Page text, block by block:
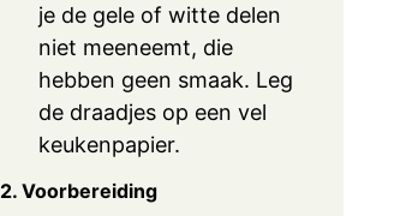
je de gele of witte delen
niet meeneemt, die
hebben geen smaak. Leg
de draadjes op een vel
keukenpapier.
2. Voorbereiding